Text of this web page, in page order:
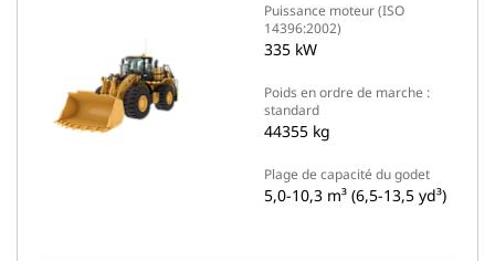
Puissance moteur (ISO
14396:2002)
335 kW
Poids en ordre de marche :
standard
44355 kg
Plage de capacité du godet
5,0-10,3 m³ (6,5-13,5 yd³)